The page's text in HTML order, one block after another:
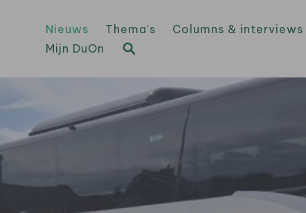
Nieuws Thema’s Columns & interviews
Mijn DuOn